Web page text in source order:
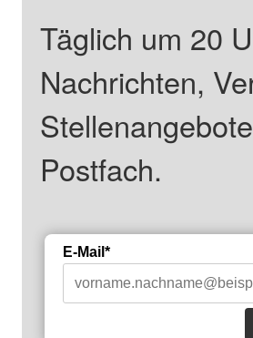
Täglich um 20
Nachrichten,
Postfach.
E-Mail*